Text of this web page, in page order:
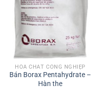
HÓA CHẤT CÔNG NGHIỆP
Bán Borax Pentahydrate –
Hàn the